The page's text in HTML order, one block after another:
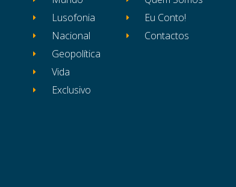
Lusofonia
Nacional
Geopolítica
Vida
Exclusivo
Eu Conto!
Contactos